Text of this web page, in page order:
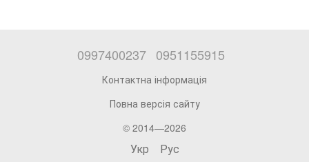
0997400237 0951155915
Контактна інформація
Повна версія сайту
© 2014—2026
Укр Рус